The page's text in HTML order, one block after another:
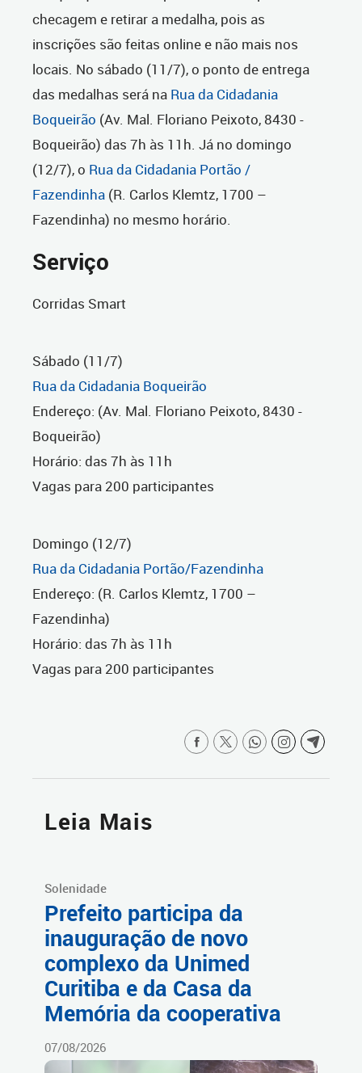
checagem e retirar a medalha, pois as
inscrições são feitas online e não mais nos
locais. No sábado (11/7), o ponto de entrega
das medalhas será na Rua da Cidadania
Boqueirão (Av. Mal. Floriano Peixoto, 8430 -
Boqueirão) das 7h às 11h. Já no domingo
(12/7), o Rua da Cidadania Portão /
Fazendinha (R. Carlos Klemtz, 1700 –
Fazendinha) no mesmo horário.
Serviço
Corridas Smart
Sábado (11/7)
Rua da Cidadania Boqueirão
Endereço: (Av. Mal. Floriano Peixoto, 8430 -
Boqueirão)
Horário: das 7h às 11h
Vagas para 200 participantes
Domingo (12/7)
Rua da Cidadania Portão/Fazendinha
Endereço: (R. Carlos Klemtz, 1700 –
Fazendinha)
Horário: das 7h às 11h
Vagas para 200 participantes
Leia Mais
Solenidade
Prefeito participa da
inauguração de novo
complexo da Unimed
Curitiba e da Casa da
Memória da cooperativa
07/08/2026